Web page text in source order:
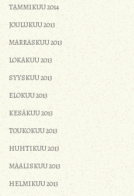
TAMMIKUU 2014
JOULUKUU 2013
MARRASKUU 2013
LOKAKUU 2013
SYYSKUU 2013
ELOKUU 2013
KESÄKUU 2013
TOUKOKUU 2013
HUHTIKUU 2013
MAALISKUU 2013
HELMIKUU 2013